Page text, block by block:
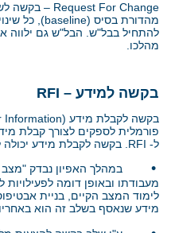
Request For Change – בקשה
מהדורת בסיס (baseline), כל
להתחיל בבל"ש. הבל"ש גם ילווה
מהלכו.
בקשה למידע –
RFI
בקשה לקבלת מידע Information)
פורמלית לספקים לצורך קבלת
ל- RFI . בקשה לקבלת מידע
•
במהלך האפיון נבדק
מעבודתו ובאופן דומה
לימוד המצב הקיים, בניית
מידע שנאסף בשלב זה הוא